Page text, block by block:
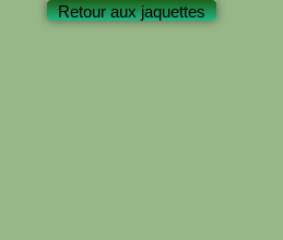
Retour aux jaquettes